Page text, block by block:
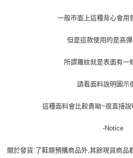
一般市面上這種背心會用
但是這款使用的是高
所謂羅紋就是表面有一
請看面料說明圖示
這種面料會比較貴呦~很直接
-Notice
關於發貨:了鞋類預購商品外,其餘現貨商品